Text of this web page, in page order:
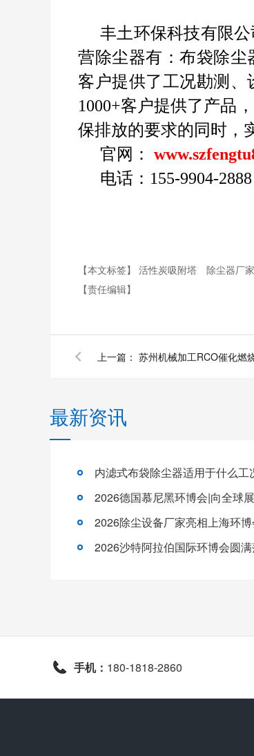
丰土环保科技有限
营除尘器有：布袋除尘
客户提供了工况勘测
1000+客户提供了产品
保排放的要求的同时，
官网：
电话：155-9904-2888
【本文标签】 活性炭吸附塔 除尘器厂家
【责任编辑】
上一篇： 苏州机械加工RCO催化燃
最新资讯
内滤式布袋除尘器适用于什么工
2026德国慕尼黑环博会|向全球
2026除尘设备厂家亮相上海环
2026沙特阿拉伯国际环博会圆
手机： 180-1818-2860